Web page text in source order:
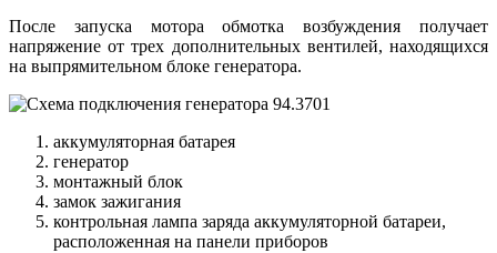
После запуска мотора обмотка возбуждения получает
напряжение от трех дополнительных вентилей, находящихся
на выпрямительном блоке генератора.
аккумуляторная батарея
генератор
монтажный блок
замок зажигания
контрольная лампа заряда аккумуляторной батареи,
расположенная на панели приборов